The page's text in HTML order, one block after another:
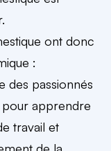
ont donc
:
des passionnés
pour apprendre
travail et